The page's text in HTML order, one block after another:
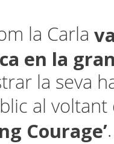
la Carla
en la
la seva
al voltant
Courage’.